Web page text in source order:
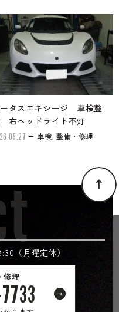
ータスエキシージ 車検整
右ヘッドライト不灯
車検, 整備・修理
（月曜定休）
修理